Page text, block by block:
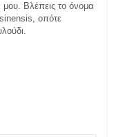
μου. Βλέπεις το όνομα
οπότε